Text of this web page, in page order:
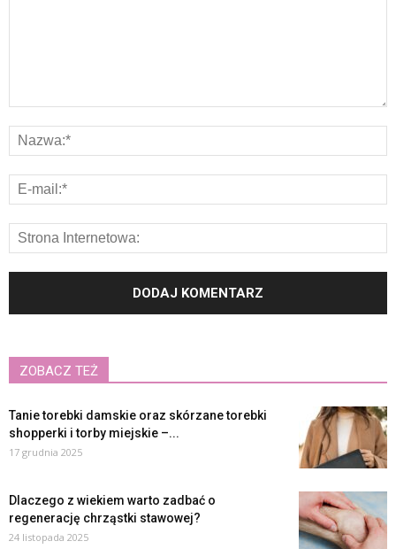
ZOBACZ TEŻ
Tanie torebki damskie oraz skórzane torebki
shopperki i torby miejskie –...
17 grudnia 2025
Dlaczego z wiekiem warto zadbać o
regenerację chrząstki stawowej?
24 listopada 2025